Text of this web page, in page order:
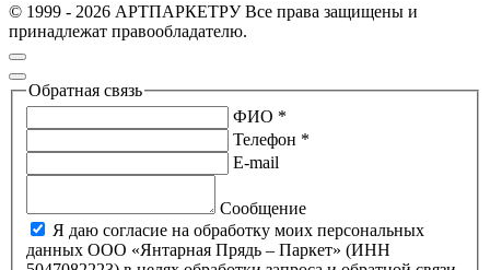
© 1999 - 2026 АРТПАРКЕТРУ Все права защищены и
принадлежат правообладателю.
Обратная связь
ФИО *
Телефон *
E-mail
Сообщение
Я даю согласие на обработку моих персональных
данных ООО «Янтарная Прядь – Паркет» (ИНН